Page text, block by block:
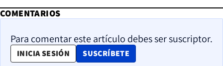
COMENTARIOS
Para comentar este artículo debes ser suscriptor.
INICIA SESIÓN SUSCRÍBETE
OPENS IN NEW WINDOW